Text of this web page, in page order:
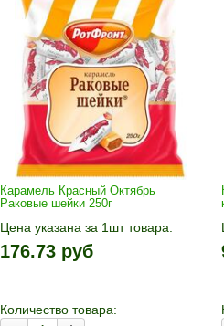
Карамель Красный Октябрь
Раковые шейки 250г
Цена указана за 1шт товара.
1шт прибавляется кнопками «+»
и «-». Выберите нужное
176.73 руб
Количество товара: